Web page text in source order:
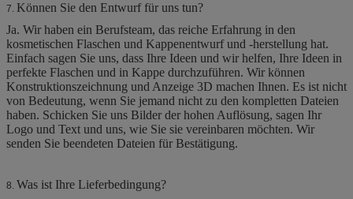
7. Können Sie den Entwurf für uns tun?
Ja. Wir haben ein Berufsteam, das reiche Erfahrung in den
kosmetischen Flaschen und Kappenentwurf und -herstellung hat.
Einfach sagen Sie uns, dass Ihre Ideen und wir helfen, Ihre Ideen in
perfekte Flaschen und in Kappe durchzuführen. Wir können
Konstruktionszeichnung und Anzeige 3D machen Ihnen. Es ist nicht
von Bedeutung, wenn Sie jemand nicht zu den kompletten Dateien
haben. Schicken Sie uns Bilder der hohen Auflösung, sagen Ihr
Logo und Text und uns, wie Sie sie vereinbaren möchten. Wir
senden Sie beendeten Dateien für Bestätigung.
8. Was ist Ihre Lieferbedingung?